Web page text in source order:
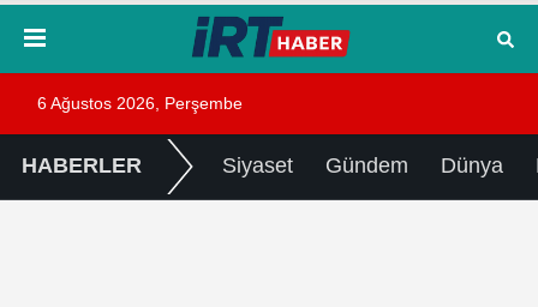
6 Ağustos 2026, Perşembe
HABERLER Siyaset Gündem Dünya